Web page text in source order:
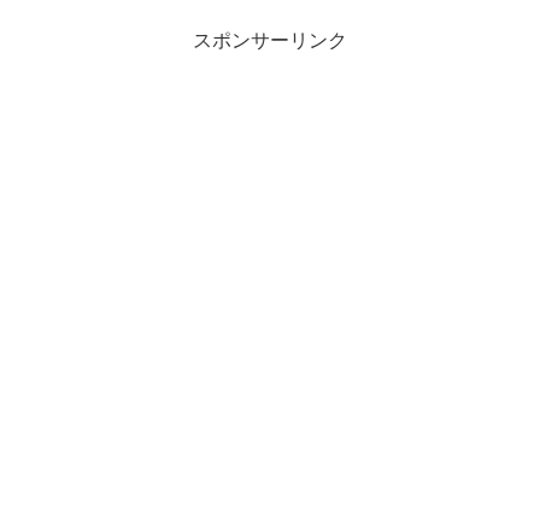
スポンサーリンク